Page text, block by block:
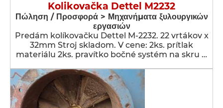
Kolikovačka Dettel M2232
Πώληση / Προσφορά > Μηχανήματα ξυλουργικών
εργασιών
Predám kolíkovačku Dettel M-2232. 22 vrtákov x
32mm Stroj skladom. V cene: 2ks. prítlak
materiálu 2ks. pravítko bočné systém na skru …